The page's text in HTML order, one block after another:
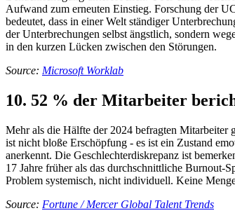
Aufwand zum erneuten Einstieg. Forschung der
bedeutet, dass in einer Welt ständiger
der Unterbrechungen selbst ängstlich, sondern
in den kurzen Lücken zwischen den Störungen.
Source: Microsoft Worklab
10. 52 % der Mitarbeiter
Mehr als die Hälfte der 2024 befragten Mitarbeiter
ist nicht bloße Erschöpfung - es ist ein Zustand
anerkennt. Die Geschlechterdiskrepanz ist
17 Jahre früher als das durchschnittliche Burnout-
Problem systemisch, nicht individuell. Keine
Source: Fortune / Mercer Global Talent Trends